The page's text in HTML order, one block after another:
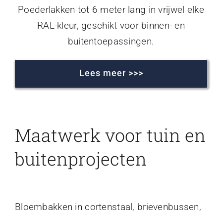
Poederlakken tot 6 meter lang in vrijwel elke
RAL-kleur, geschikt voor binnen- en
buitentoepassingen.
Lees meer >>>
Maatwerk voor tuin en
buitenprojecten
Bloembakken in cortenstaal, brievenbussen,